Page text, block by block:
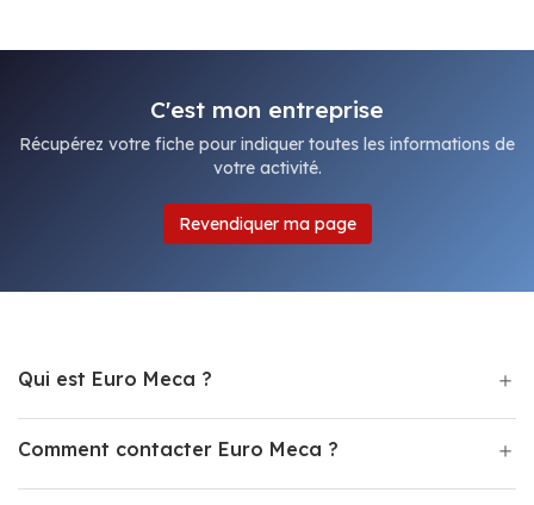
C'est mon entreprise
Récupérez votre fiche pour indiquer toutes les informations de
votre activité.
Revendiquer ma page
Qui est Euro Meca ?
Comment contacter Euro Meca ?